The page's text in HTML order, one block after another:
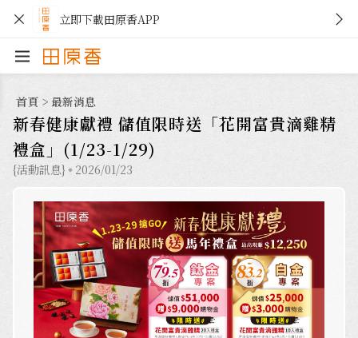
立即下載田原香APP
首頁 > 最新消息
新春健康獻禮 儲值限時送「花開富貴滴雞精
禮盒」(1/23-1/29)
{活動訊息} 2026/01/23